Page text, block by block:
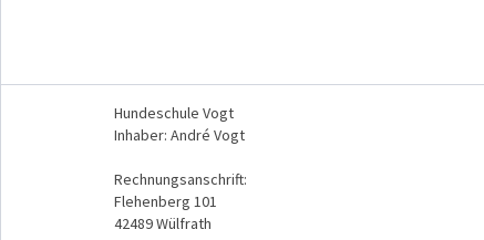
Hundeschule Vogt
Inhaber: André Vogt
Rechnungsanschrift:
Flehenberg 101
42489 Wülfrath